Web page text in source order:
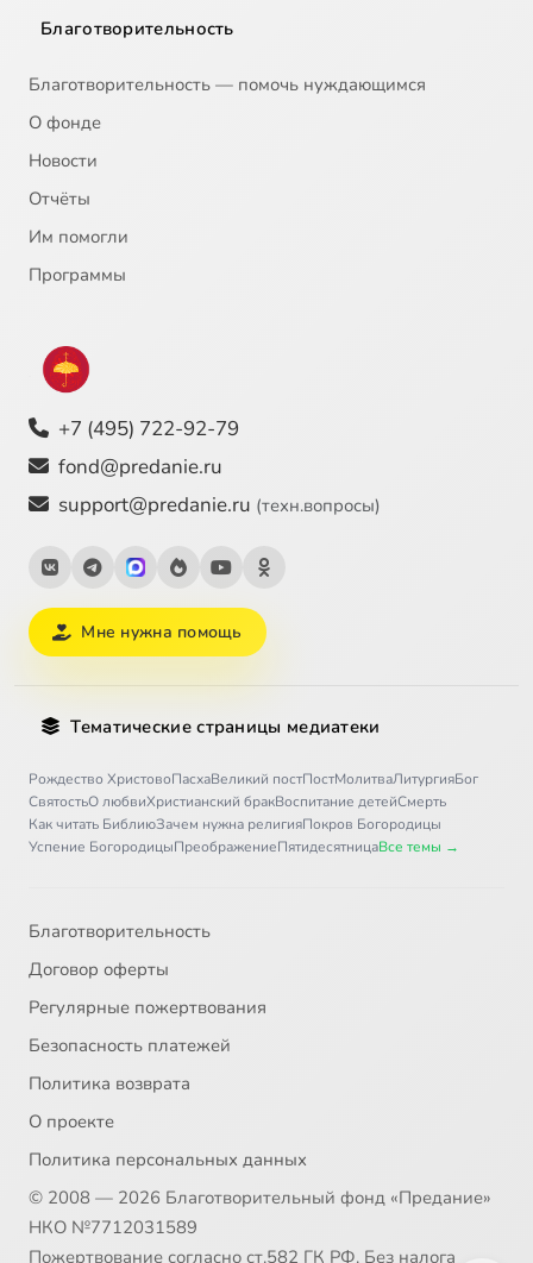
Благотворительность
Благотворительность — помочь нуждающимся
О фонде
Новости
Отчёты
Им помогли
Программы
+7 (495) 722-92-79
fond@predanie.ru
support@predanie.ru (техн.вопросы)
Мне нужна помощь
Тематические страницы медиатеки
Рождество ХристовоПасхаВеликий постПостМолитваЛитургияБог
СвятостьО любвиХристианский бракВоспитание детейСмерть
Как читать БиблиюЗачем нужна религияПокров Богородицы
Успение БогородицыПреображениеПятидесятницаВсе темы →
Благотворительность
Договор оферты
Регулярные пожертвования
Безопасность платежей
Политика возврата
О проекте
Политика персональных данных
© 2008 — 2026 Благотворительный фонд «Предание»
НКО №7712031589
Пожертвование согласно ст.582 ГК РФ. Без налога